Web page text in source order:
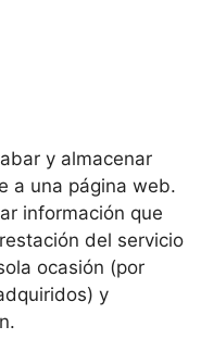
y almacenar
a una página web.
información que
del servicio
ocasión (por
y